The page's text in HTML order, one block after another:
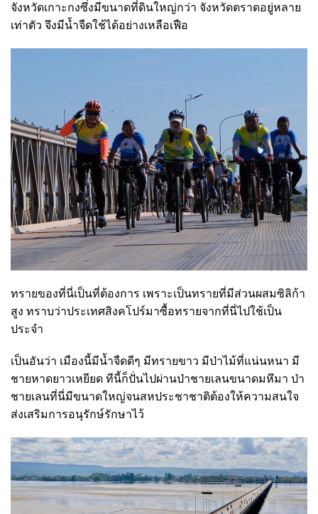
จังหวัดเกาะกงซึ่งมีขนาดที่ดินใหญ่กว่า จังหวัดตราดอยู่หลาย
เท่าตัว จึงมีน้ำจืดใช้ได้อย่างเหลือเฟือ
ทรายของที่นี่เป็นที่ต้องการ เพราะเป็นทรายที่มีส่วนผสมซิลิก้า
สูง ทราบว่าประเทศสิงคโปร์มาซื้อทรายจากที่นี่ไปใช้เป็น
ประจำ
เป็นอันว่า เมืองนี้มีน้ำจืดดีๆ มีทรายขาว มีป่าไม้ที่แน่นหนา มี
ชายหาดยาวเหยียด ทีนี้ก็ปั่นไปผ่านป่าชายเลนขนาดมหึมา ป่า
ชายเลนที่นี่มีขนาดใหญ่จนสหประชาชาติต้องให้ความสนใจ
ส่งเสริมการอนุรักษ์รักษาไว้